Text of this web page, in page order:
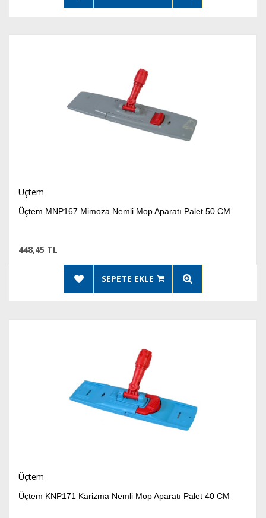
Üçtem
Üçtem MNP167 Mimoza Nemli Mop Aparatı Palet 50 CM
448,45 TL
SEPETE EKLE
Üçtem
Üçtem KNP171 Karizma Nemli Mop Aparatı Palet 40 CM